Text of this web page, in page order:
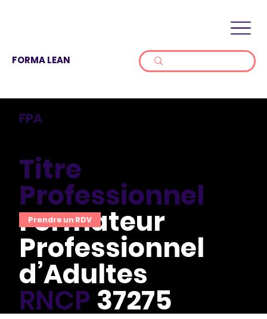
FORMA LEAN
FPA
Titre
Professionnel
Formateur
Professionnel
d’Adultes
RNCP 37275
Prendre un RDV